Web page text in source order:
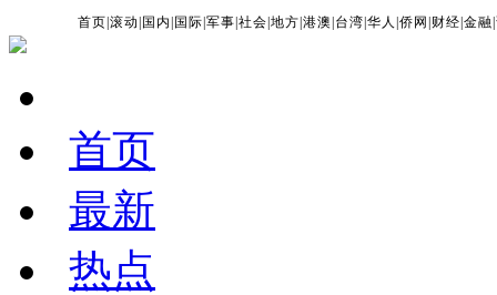
首页 |滚动 国内 国际 |军事 |社会 |地方 |港澳 台湾 |华人 |侨网 财经 |金融 |
首页
最新
热点